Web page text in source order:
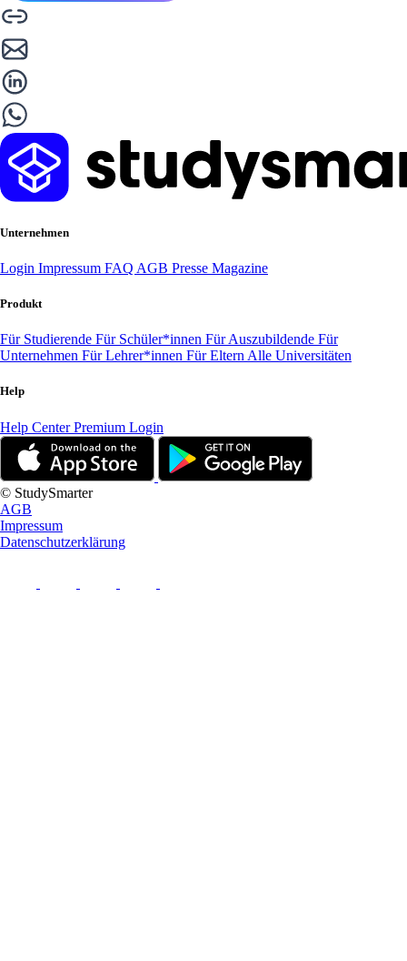
Unternehmen
Login Impressum FAQ AGB Presse Magazine
Produkt
Für Studierende Für Schüler*innen Für Auszubildende Für
Unternehmen Für Lehrer*innen Für Eltern Alle Universitäten
Help
Help CenterPremium Login
© StudySmarter
AGB
Impressum
Datenschutzerklärung